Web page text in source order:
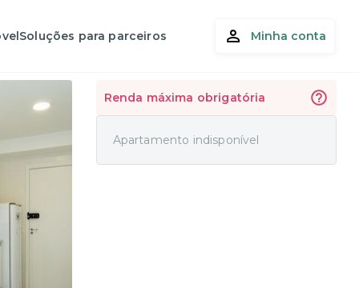
Soluções para parceiros Minha conta
Renda máxima obrigatória
Apartamento indisponível